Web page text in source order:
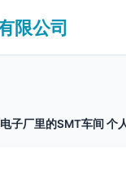
限公司
电子厂里的SMT车间 个